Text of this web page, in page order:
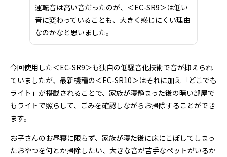
運転音は高い音だったのが、＜EC-SR9＞は低い
音に変わっていることも、大きく感じにくい理由
なのかなと思いました。
今回使用した＜EC-SR9＞も独自の低騒音化技術で音が抑えられ
ていましたが、最新機種の＜EC-SR10＞はそれに加え「どこでも
ライト」が搭載されることで、家族が寝静まった後の暗い部屋で
もライトで照らして、ごみを確認しながらお掃除することができ
ます。
お子さんのお昼寝に限らず、家族が寝た後に床にこぼしてしまっ
たおやつを何とか掃除したい、大きな音が苦手なペットがいるか